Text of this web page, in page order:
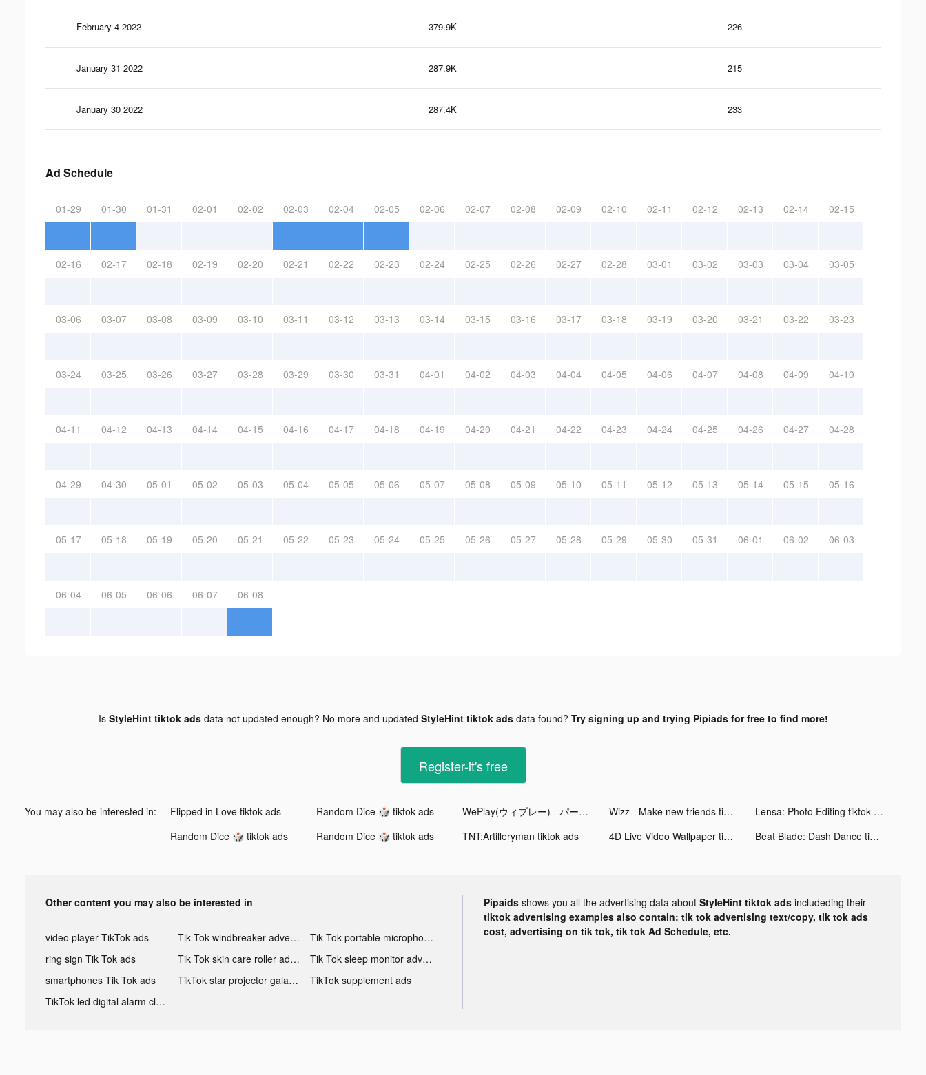
February 4 2022 379.9K 226
January 31 2022 287.9K 215
January 30 2022 287.4K 233
Ad Schedule
01-29 01-30 01-31 02-01 02-02 02-03 02-04 02-05 02-06 02-07 02-08 02-09 02-10 02-11 02-12 02-13 02-14 02-15
02-16 02-17 02-18 02-19 02-20 02-21 02-22 02-23 02-24 02-25 02-26 02-27 02-28 03-01 03-02 03-03 03-04 03-05
03-06 03-07 03-08 03-09 03-10 03-11 03-12 03-13 03-14 03-15 03-16 03-17 03-18 03-19 03-20 03-21 03-22 03-23
03-24 03-25 03-26 03-27 03-28 03-29 03-30 03-31 04-01 04-02 04-03 04-04 04-05 04-06 04-07 04-08 04-09 04-10
04-11 04-12 04-13 04-14 04-15 04-16 04-17 04-18 04-19 04-20 04-21 04-22 04-23 04-24 04-25 04-26 04-27 04-28
04-29 04-30 05-01 05-02 05-03 05-04 05-05 05-06 05-07 05-08 05-09 05-10 05-11 05-12 05-13 05-14 05-15 05-16
05-17 05-18 05-19 05-20 05-21 05-22 05-23 05-24 05-25 05-26 05-27 05-28 05-29 05-30 05-31 06-01 06-02 06-03
06-04 06-05 06-06 06-07 06-08
Is StyleHint tiktok adsdata not updated enough? No more and updated StyleHint tiktok adsdata found? Try signing up and trying Pipiads for free to find more!
Register-it's free
You may also be interested in: Flipped in Love tiktok ads Random Dice 🎲 tiktok ads WePlay(ウィプレー) - パーティゲーム tiktok ads Wizz - Make new friends tiktok ads
Lensa: Photo Editing tiktok ads
Random Dice 🎲 tiktok ads
Random Dice 🎲 tiktok ads TNT:Artilleryman tiktok ads 4D Live Video Wallpaper tiktok ads Beat Blade: Dash Dance tiktok ads
Other content you may also be interested in
video player TikTok ads Tik Tok windbreaker advertising
Tik Tok portable microphone advertising
ring sign Tik Tok ads
Tik Tok skin care roller advertising
Tik Tok sleep monitor advertising
smartphones Tik Tok ads
TikTok star projector galaxy night light bluetooth ads
TikTok supplement ads
TikTok led digital alarm clock ads
Pipaids shows you all the advertising data about StyleHint tiktok ads includeding their
tiktok advertising examples also contain: tik tok advertising text/copy, tik tok ads
cost, advertising on tik tok, tik tok Ad Schedule, etc.